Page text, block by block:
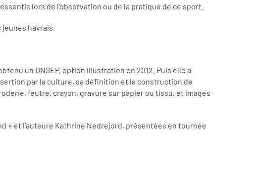
lors de l’observation ou de la pratique de ce sport.
havrais.
un DNSEP, option illustration en 2012. Puis elle a
par la culture, sa définition et la construction de
feutre, crayon, gravure sur papier ou tissu, et images
» et l’auteure Kathrine Nedrejord, présentées en tournée